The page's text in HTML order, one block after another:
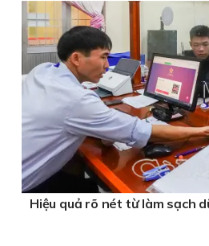
Hiệu quả rõ nét từ làm sạch